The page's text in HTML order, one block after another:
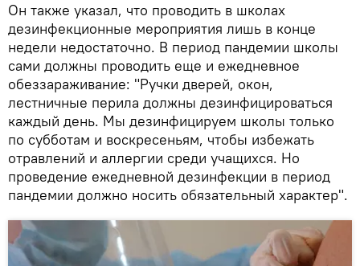
Он также указал, что проводить в школах
дезинфекционные мероприятия лишь в конце
недели недостаточно. В период пандемии школы
сами должны проводить еще и ежедневное
обеззараживание: "Ручки дверей, окон,
лестничные перила должны дезинфицироваться
каждый день. Мы дезинфицируем школы только
по субботам и воскресеньям, чтобы избежать
отравлений и аллергии среди учащихся. Но
проведение ежедневной дезинфекции в период
пандемии должно носить обязательный характер".